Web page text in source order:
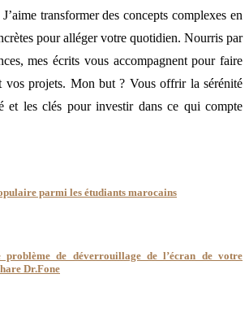
transformer des concepts complexes en
pour alléger votre quotidien. Nourris par
mes écrits vous accompagnent pour faire
vos projets. Mon but ? Vous offrir la sérénité
et les clés pour investir dans ce qui compte
parmi les étudiants marocains
problème de déverrouillage de l’écran de votre
Dr.Fone